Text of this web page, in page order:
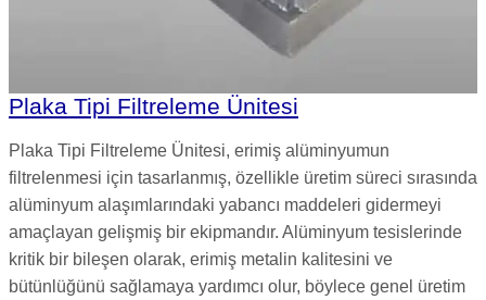
Plaka Tipi Filtreleme Ünitesi
Plaka Tipi Filtreleme Ünitesi, erimiş alüminyumun
filtrelenmesi için tasarlanmış, özellikle üretim süreci sırasında
alüminyum alaşımlarındaki yabancı maddeleri gidermeyi
amaçlayan gelişmiş bir ekipmandır. Alüminyum tesislerinde
kritik bir bileşen olarak, erimiş metalin kalitesini ve
bütünlüğünü sağlamaya yardımcı olur, böylece genel üretim